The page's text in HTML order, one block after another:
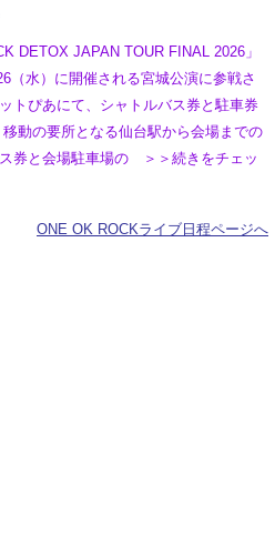
DETOX JAPAN TOUR FINAL 2026」
（水）に開催される宮城公演に参戦さ
トぴあにて、シャトルバス券と駐車券
動の要所となる仙台駅から会場までの
券と会場駐車場の ＞＞続きをチェッ
ONE OK ROCKライブ日程ページへ